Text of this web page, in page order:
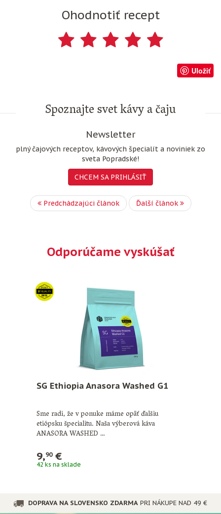
Ohodnotiť recept
Uložiť
Spoznajte svet kávy a čaju
Newsletter
plný čajových receptov, kávových špecialít a noviniek zo
sveta Popradské!
CHCEM SA PRIHLÁSIŤ
Predchádzajúci článok Ďalší článok
Odporúčame vyskúšať
SG Ethiopia Anasora Washed G1
Sme radi, že v ponuke máme opäť ďalšiu
etiópsku špecialitu. Naša výberová káva
ANASORA WASHED …
9,90€
42 ks na sklade
DOPRAVA NA SLOVENSKO ZDARMA PRI NÁKUPE NAD 49 €